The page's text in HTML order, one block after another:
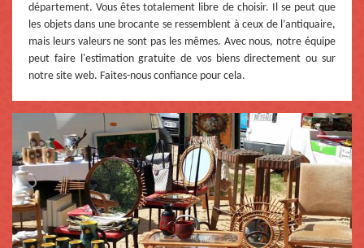
département. Vous êtes totalement libre de choisir. Il se peut que
les objets dans une brocante se ressemblent à ceux de l’antiquaire,
mais leurs valeurs ne sont pas les mêmes. Avec nous, notre équipe
peut faire l'estimation gratuite de vos biens directement ou sur
notre site web. Faites-nous confiance pour cela.